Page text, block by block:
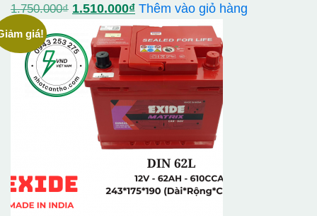
1.750.000₫ Giá
là:
1.750.000₫.
1.510.000₫Giá
hiện
tại
là:
1.510.000₫.
Thêm vào giỏ hàng
giá!